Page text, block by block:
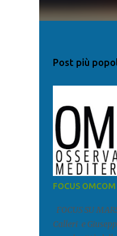
Post più
FOCUS
FOCUS SU
Calleri e